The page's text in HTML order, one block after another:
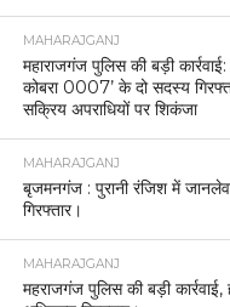
MAHARAJGANJ
महाराजगंज पुलिस की बड़ी
कोबरा 0007’ के दो सदस्य
सक्रिय अपराधियों पर शिकंजा
MAHARAJGANJ
बृजमनगंज : पुरानी रंजिश में
गिरफ्तार।
MAHARAJGANJ
महराजगंज पुलिस की बड़ी कार्रवाई,